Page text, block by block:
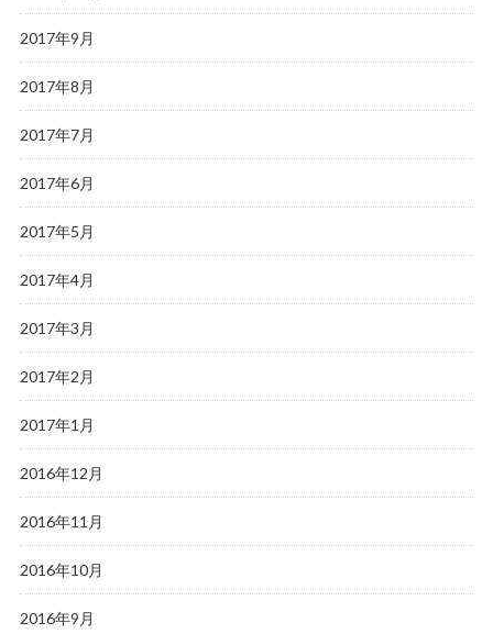
2017年9月
2017年8月
2017年7月
2017年6月
2017年5月
2017年4月
2017年3月
2017年2月
2017年1月
2016年12月
2016年11月
2016年10月
2016年9月